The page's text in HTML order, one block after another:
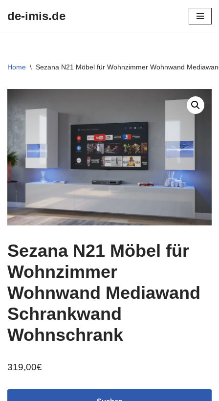
de-imis.de
Home \ Sezana N21 Möbel für Wohnzimmer Wohnwand
Sezana N21 Möbel für
Wohnzimmer
Wohnwand Mediawand
Schrankwand
Wohnschrank
319,00€